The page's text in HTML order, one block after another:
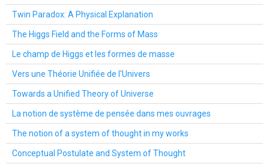
Twin Paradox: A Physical Explanation
The Higgs Field and the Forms of Mass
Le champ de Higgs et les formes de masse
Vers une Théorie Unifiée de l'Univers
Towards a Unified Theory of Universe
La notion de système de pensée dans mes ouvrages
The notion of a system of thought in my works
Conceptual Postulate and System of Thought